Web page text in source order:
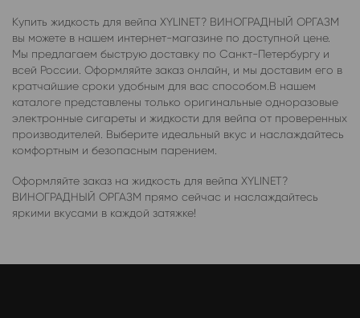
Купить жидкость для вейпа XYLINET? ВИНОГРАДНЫЙ ОРГАЗМ
вы можете в нашем интернет-магазине по доступной цене.
Мы предлагаем быструю доставку по Санкт-Петербургу и
всей России. Оформляйте заказ онлайн, и мы доставим его в
кратчайшие сроки удобным для вас способом.В нашем
каталоге представлены только оригинальные одноразовые
электронные сигареты и жидкости для вейпа от проверенных
производителей. Выберите идеальный вкус и наслаждайтесь
комфортным и безопасным парением.
Оформляйте заказ на жидкость для вейпа XYLINET?
ВИНОГРАДНЫЙ ОРГАЗМ прямо сейчас и наслаждайтесь
яркими вкусами в каждой затяжке!